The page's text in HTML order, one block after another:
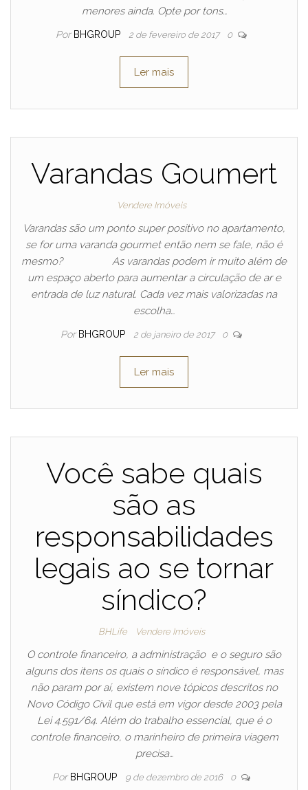
menores ainda. Opte por tons…
Por BHGROUP 2 de fevereiro de 2017 0
Ler mais
Varandas Goumert
Vendere Imóveis
Varandas são um ponto super positivo no apartamento,
se for uma varanda gourmet então nem se fale, não é
mesmo? As varandas podem ir muito além de
um espaço aberto para aumentar a circulação de ar e
entrada de luz natural. Cada vez mais valorizadas na
escolha…
Por BHGROUP 2 de janeiro de 2017 0
Ler mais
Você sabe quais
são as
responsabilidades
legais ao se tornar
síndico?
BHLife Vendere Imóveis
O controle financeiro, a administração e o seguro são
alguns dos itens os quais o síndico é responsável, mas
não param por aí, existem nove tópicos descritos no
Novo Código Civil que está em vigor desde 2003 pela
Lei 4.591/64. Além do trabalho essencial, que é o
controle financeiro, o marinheiro de primeira viagem
precisa…
Por BHGROUP 9 de dezembro de 2016 0